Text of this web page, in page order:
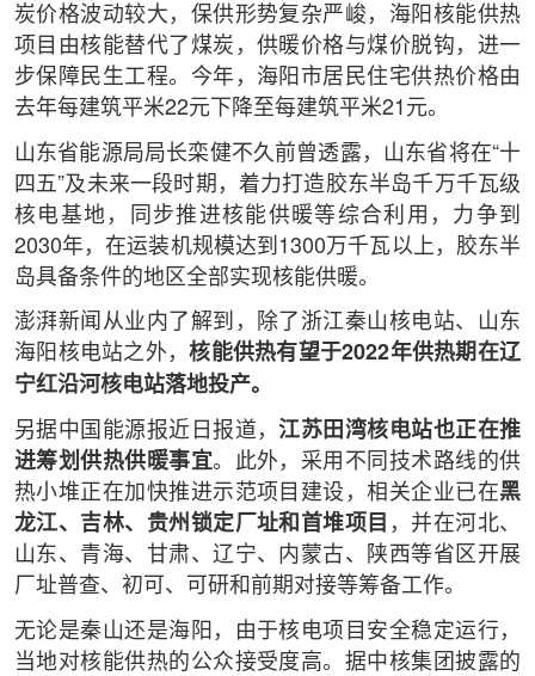
炭价格波动较大，保供形势复杂严峻，海阳核能供热
项目由核能替代了煤炭，供暖价格与煤价脱钩，进一
步保障民生工程。今年，海阳市居民住宅供热价格由
去年每建筑平米22元下降至每建筑平米21元。
山东省能源局局长栾健不久前曾透露，山东省将在“十
四五”及未来一段时期，着力打造胶东半岛千万千瓦级
核电基地，同步推进核能供暖等综合利用，力争到
2030年，在运装机规模达到1300万千瓦以上，胶东半
岛具备条件的地区全部实现核能供暖。
澎湃新闻从业内了解到，除了浙江秦山核电站、山东
海阳核电站之外，核能供热有望于2022年供热期在辽
宁红沿河核电站落地投产。
另据中国能源报近日报道，江苏田湾核电站也正在推
进筹划供热供暖事宜。此外，采用不同技术路线的供
热小堆正在加快推进示范项目建设，相关企业已在黑
龙江、吉林、贵州锁定厂址和首堆项目 ，并在河北、
山东、青海、甘肃、辽宁、内蒙古、陕西等省区开展
厂址普查、初可、可研和前期对接等筹备工作。
无论是秦山还是海阳，由于核电项目安全稳定运行，
当地对核能供热的公众接受度高。据中核集团披露的